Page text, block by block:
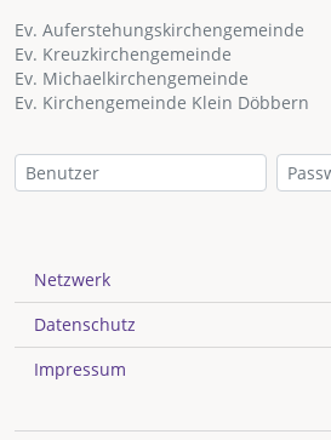
Ev. Auferstehungskirchengemeinde
Ev. Kreuzkirchengemeinde
Ev. Michaelkirchengemeinde
Ev. Kirchengemeinde Klein Döbbern
Netzwerk
Datenschutz
Impressum